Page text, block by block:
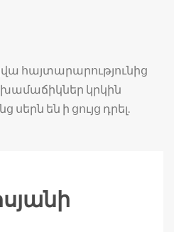
հայտարարությունից
կրկին
են ի ցույց դրել.